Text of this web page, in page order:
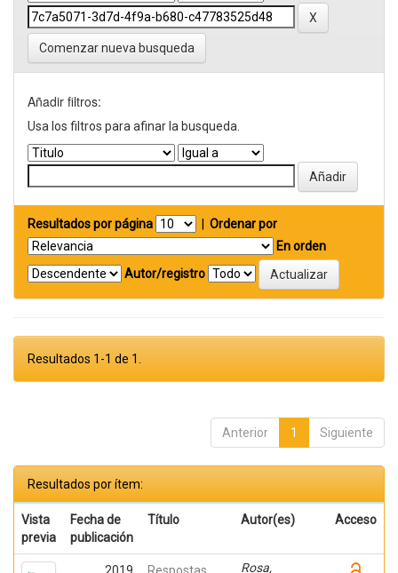
Comenzar nueva busqueda
Añadir filtros:
Usa los filtros para afinar la busqueda.
Resultados por página
Ordenar por
En orden
Autor/registro
Resultados 1-1 de 1.
Anterior 1 Siguiente
Resultados por ítem:
Vista
previa
Fecha de
publicación
Título Autor(es) Acceso
Rosa,